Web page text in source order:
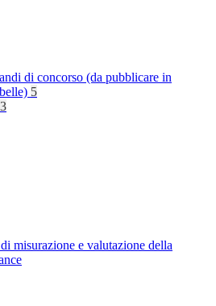
di concorso (da pubblicare in
5
misurazione e valutazione della